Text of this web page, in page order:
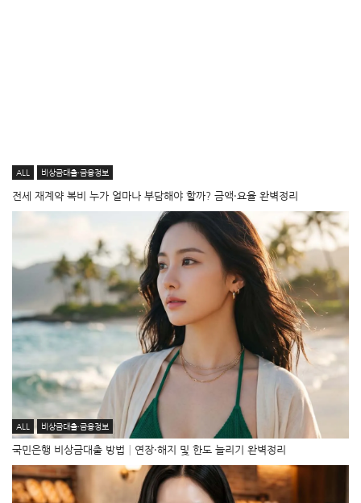
ALL 비상금대출·금융정보
전세 재계약 복비 누가 얼마나 부담해야 할까? 금액·요율 완벽정리
ALL 비상금대출·금융정보
국민은행 비상금대출 방법│연장·해지 및 한도 늘리기 완벽정리